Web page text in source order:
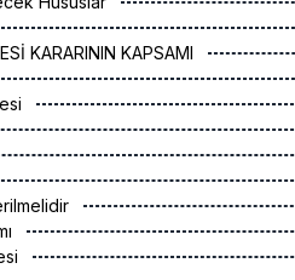
KARARININ KAPSAMI